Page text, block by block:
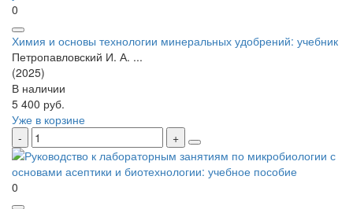
0
Химия и основы технологии минеральных удобрений: учебник
Петропавловский И. А. ...
(2025)
В наличии
5 400 руб.
Уже в корзине
0